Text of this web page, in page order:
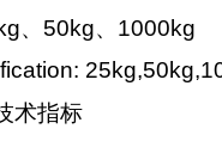
、 50kg、 1000kg
术指标